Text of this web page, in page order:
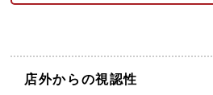
店外からの視認性